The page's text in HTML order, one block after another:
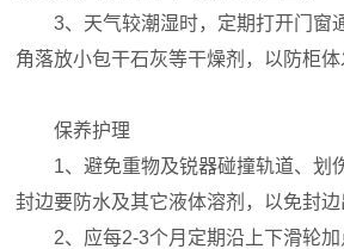
3、天气较潮湿时，定期打开门窗
角落放小包干石灰等干燥剂，以防柜体
保养护理
1、避免重物及锐器碰撞轨道、划
封边要防水及其它液体溶剂，以免封边
2、应每2-3个月定期沿上下滑轮加